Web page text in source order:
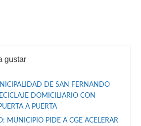
gustar
DE SAN FERNANDO
DOMICILIARIO CON
A PUERTA
MUNICIPIO PIDE A CGE ACELERAR